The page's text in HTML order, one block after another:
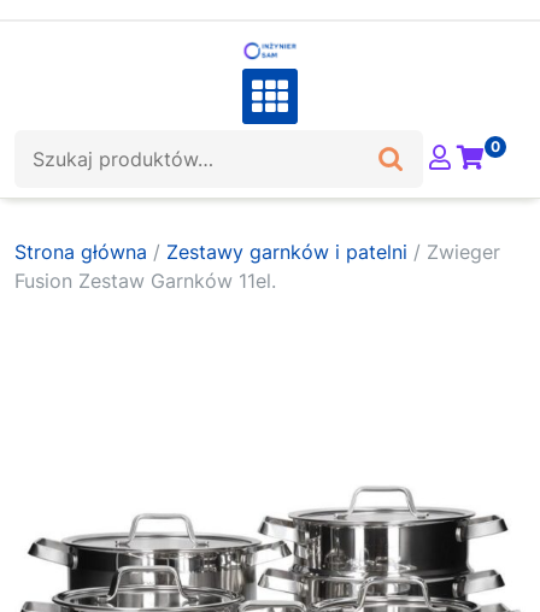
0
Strona główna / Zestawy garnków i patelni / Zwieger
Fusion Zestaw Garnków 11el.